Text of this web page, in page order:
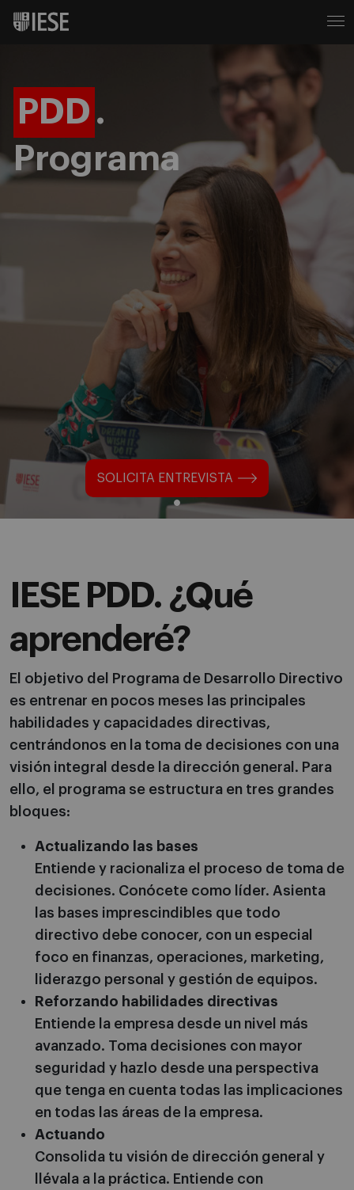
SOLICITA ENTREVISTA
PDD .
Programa
IESE PDD. ¿Qué
aprenderé?
El objetivo del Programa de Desarrollo Directivo
es entrenar en pocos meses las principales
habilidades y capacidades directivas,
centrándonos en la toma de decisiones con una
visión integral desde la dirección general. Para
ello, el programa se estructura en tres grandes
bloques:
Actualizando las bases
Entiende y racionaliza el proceso de toma de
decisiones. Conócete como líder. Asienta
las bases imprescindibles que todo
directivo debe conocer, con un especial
foco en finanzas, operaciones, marketing,
liderazgo personal y gestión de equipos.
Reforzando habilidades directivas
Entiende la empresa desde un nivel más
avanzado. Toma decisiones con mayor
seguridad y hazlo desde una perspectiva
que tenga en cuenta todas las implicaciones
en todas las áreas de la empresa.
Actuando
Consolida tu visión de dirección general y
llévala a la práctica. Entiende con